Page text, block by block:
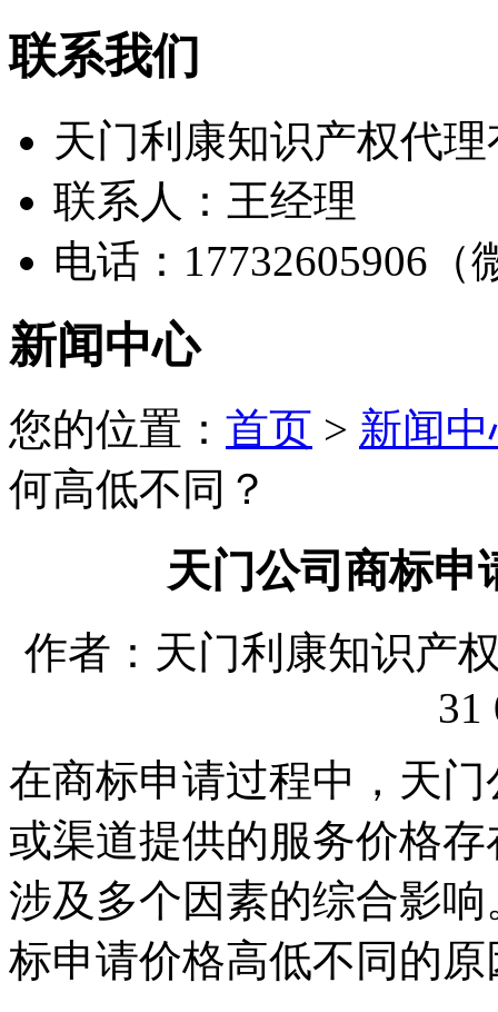
联系我们
天门利康知识产权代
联系人：王经理
电话：17732605906（
新闻中心
您的位置： 首页 > 新闻
何高低不同？
天门公司商标申
作者：天门利康知识产
31
在商标申请过程中，天
或渠道提供的服务价格
涉及多个因素的综合影
标申请价格高低不同的原